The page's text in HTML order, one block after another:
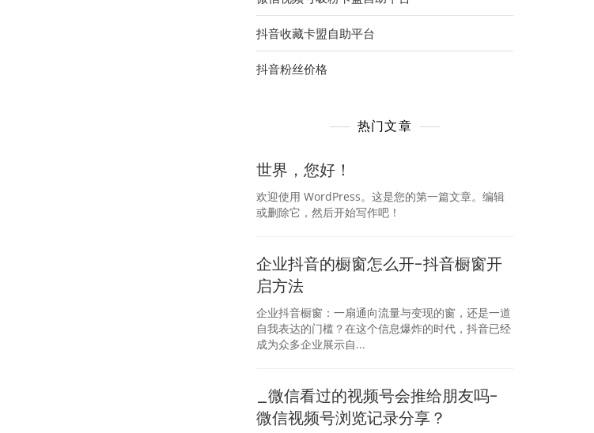
抖音收藏卡盟自助平台
抖音粉丝价格
热门文章
世界，您好！
欢迎使用 WordPress。这是您的第一篇文章。编辑
或删除它，然后开始写作吧！
企业抖音的橱窗怎么开-抖音橱窗开
启方法
企业抖音橱窗：一扇通向流量与变现的窗，还是一道
自我表达的门槛？在这个信息爆炸的时代，抖音已经
成为众多企业展示自...
_微信看过的视频号会推给朋友吗-
微信视频号浏览记录分享？